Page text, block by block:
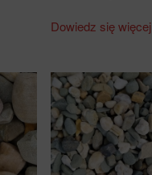
Dowiedz się więcej